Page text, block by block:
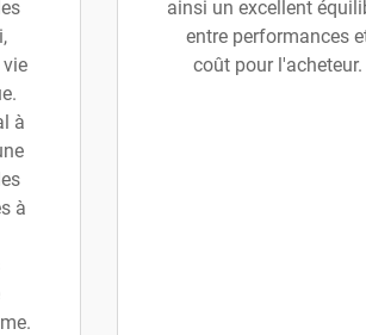
à
à
ainsi un excellent
entre performances
coût pour l'acheteur.